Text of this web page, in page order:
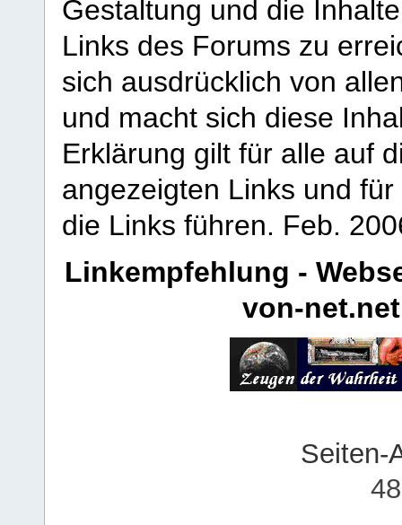
Gestaltung und die
Links des Forums zu
sich ausdrücklich von
und macht sich diese
Erklärung gilt für alle auf
angezeigten Links und
die Links führen. Feb.
Linkempfehlung -
von-net.net
Seiten-